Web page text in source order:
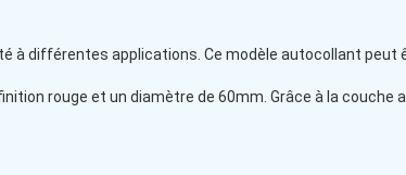
à différentes applications. Ce modèle autocollant
rouge et un diamètre de 60mm. Grâce à la couche